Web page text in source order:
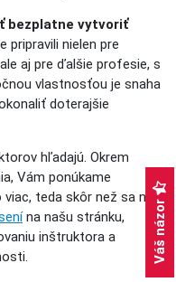
bezplatne vytvoriť
pripravili nielen pre
aj pre ďalšie profesie, s
vlastnosťou je snaha
doterajšie
hľadajú. Okrem
Vám ponúkame
teda skôr než sa ním
na našu stránku,
inštruktora a
Váš názor